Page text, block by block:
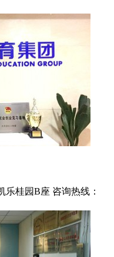
乐桂园B座 咨询热线：